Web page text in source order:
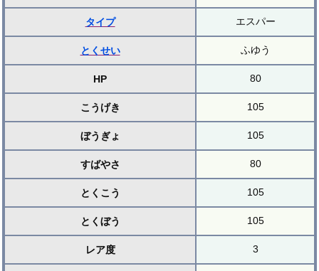
タイプ エスパー
とくせい ふゆう
HP 80
こうげき 105
ぼうぎょ 105
すばやさ 80
とくこう 105
とくぼう 105
レア度 3